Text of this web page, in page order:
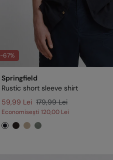
-67%
Springfield
Rustic short sleeve shirt
59,99 Lei 179,99 Lei
Economisești 120,00 Lei